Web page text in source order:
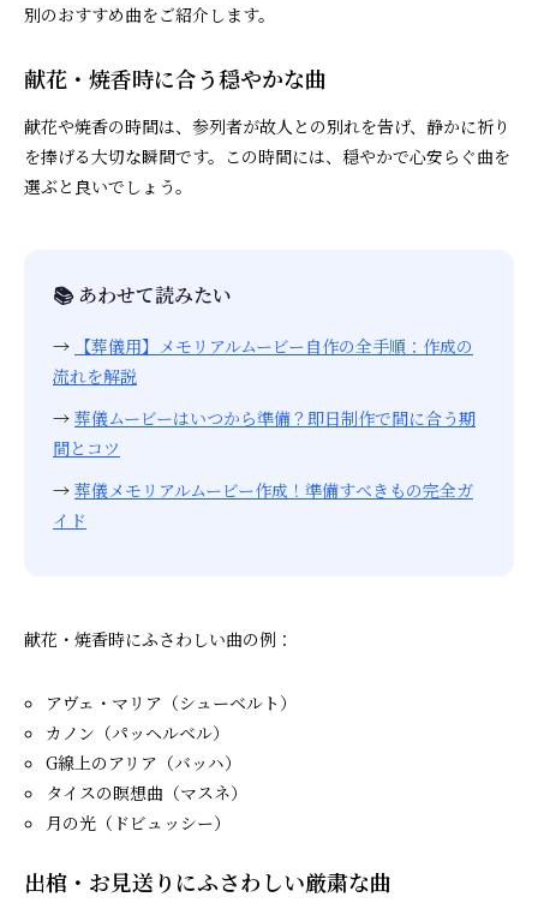
別のおすすめ曲をご紹介します。
献花・焼香時に合う穏やかな曲
献花や焼香の時間は、参列者が故人との別れを告げ、静かに祈り
を捧げる大切な瞬間です。この時間には、穏やかで心安らぐ曲を
選ぶと良いでしょう。
📚 あわせて読みたい
→
【葬儀用】メモリアルムービー自作の全手順：作成の
流れを解説
→ 葬儀ムービーはいつから準備？即日制作で間に合う期
間とコツ
→ 葬儀メモリアルムービー作成！準備すべきもの完全ガ
イド
献花・焼香時にふさわしい曲の例：
アヴェ・マリア（シューベルト）
カノン（パッヘルベル）
G線上のアリア（バッハ）
タイスの瞑想曲（マスネ）
月の光（ドビュッシー）
出棺・お見送りにふさわしい厳粛な曲